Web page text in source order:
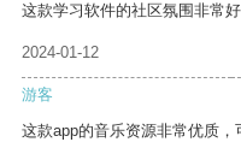
这款学习软件的社区氛围非常
2024-01-12
游客
这款app的音乐资源非常优质，